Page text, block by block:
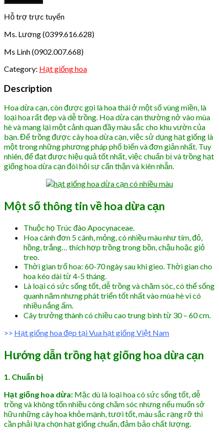
hoa
dừa
quantity
Hỗ trợ trực tuyến
Ms. Lương (0399.616.628)
Ms Linh (0902.007.668)
Category: Hạt giống hoa
Description
Hoa dừa cạn, còn được gọi là hoa thái ở một số vùng miền, là
loại hoa rất đẹp và dễ trồng. Hoa dừa cạn thường nở vào mùa
hè và mang lại một cảnh quan đầy màu sắc cho khu vườn của
bạn. Để trồng được cây hoa dừa cạn, việc sử dụng hạt giống là
một trong những phương pháp phổ biến và đơn giản nhất. Tuy
nhiên, để đạt được hiệu quả tốt nhất, việc chuẩn bị và trồng hạt
giống hoa dừa cạn đòi hỏi sự cẩn thận và kiên nhẫn.
Một số thông tin về hoa dừa cạn
Thuộc họ Trúc đào Apocynaceae.
Hoa cánh đơn 5 cánh, mỏng, có nhiều màu như tím, đỏ,
hồng, trắng… thích hợp trồng trong bồn, chậu hoặc giỏ
treo.
Thời gian trổ hoa: 60-70 ngày sau khi gieo. Thời gian cho
hoa kéo dài từ 4-5 tháng.
Là loại có sức sống tốt, dễ trồng và chăm sóc, có thể sống
quanh năm nhưng phát triển tốt nhất vào mùa hè vì có
nhiều nắng ấm.
Cây trưởng thành có chiều cao trung bình từ 30 – 60 cm.
>> Hạt giống hoa đẹp tại Vua hạt giống Việt Nam
Hướng dẫn trồng hạt giống hoa dừa cạn
1. Chuẩn bị
Hạt giống hoa dừa: Mặc dù là loại hoa có sức sống tốt, dễ
trồng và không tốn nhiều công chăm sóc nhưng nếu muốn sở
hữu những cây hoa khỏe mạnh, tươi tốt, màu sắc rạng rỡ thì
cần phải lựa chọn hạt giống chuẩn, đảm bảo chất lượng.